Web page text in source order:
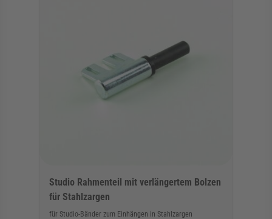
Studio Rahmenteil mit verlängertem Bolzen
für Stahlzargen
für Studio-Bänder zum Einhängen in Stahlzargen